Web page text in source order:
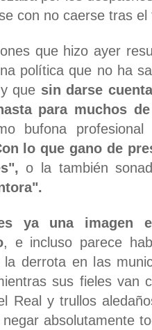
con no caerse tras el
que hizo ayer
política que no ha
que sin darse
para muchos
bufona
lo que gano de
o la también
ya una imagen
, e incluso parece
la derrota en las
sus fieles van
Real y trullos
negar absolutamente